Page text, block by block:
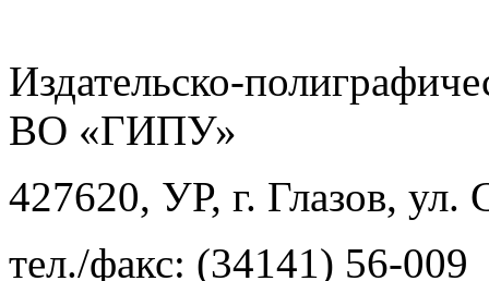
Издательско-
ВО «ГИПУ»
427620, УР, г. Глазов, ул.
тел./факс: (34141) 56-009